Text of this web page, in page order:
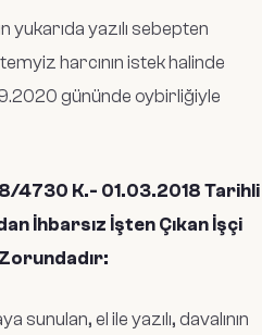
yukarıda yazılı sebepten
harcının istek halinde
gününde oybirliğiyle
4730 K.- 01.03.2018 Tarihli
İhbarsız İşten Çıkan İşçi
sunulan, el ile yazılı, davalının